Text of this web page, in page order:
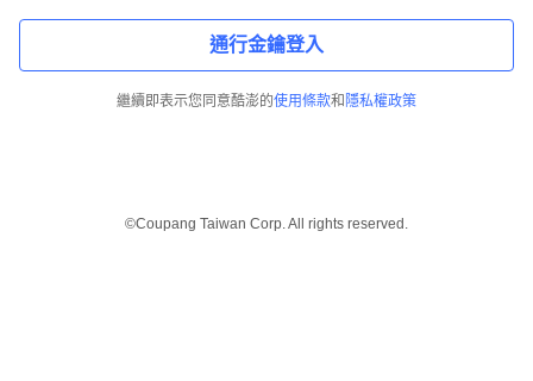
通行金鑰登入
繼續即表示您同意酷澎的使用條款和 隱私權政策
©Coupang Taiwan Corp. All rights reserved.